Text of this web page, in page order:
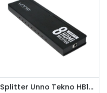
Splitter Unno Tekno HB1206BK 8 Puertos HDMI 4K